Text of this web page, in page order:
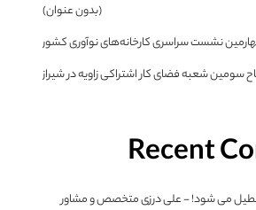
(بدون عنوان)
نشست سراسری کارخانه‌های نوآوری کشور
سومین شعبه فضای کار اشتراکی زاویه در شیراز
Recent
تعطیل می شود! - علی درزی متخصص و مشاور